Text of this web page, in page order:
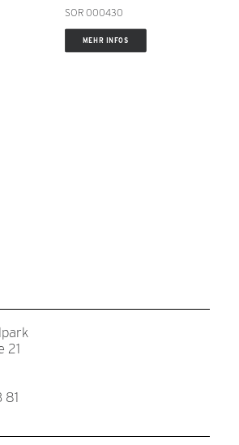
SOR 000430
MEHR INFOS
21
81